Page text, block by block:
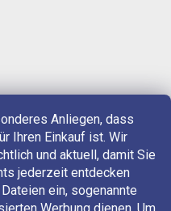
Anliegen, dass
Ihren Einkauf ist. Wir
und aktuell, damit Sie
jederzeit entdecken
ein, sogenannte